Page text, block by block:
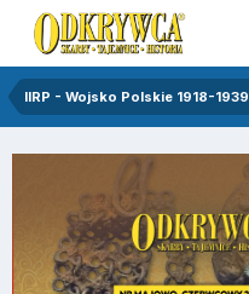
IIRP - Wojsko Polskie 1918-1939